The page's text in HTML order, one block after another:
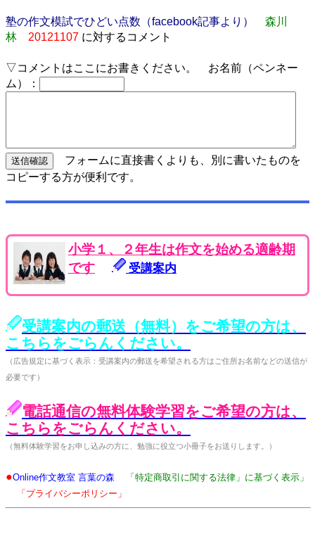
塾の作文模試でひどい点数（facebook記事より）
森川
林
20121107 に対するコメント
▽コメントはここにお書きください。 お名前（ペンネー
ム）：
フォームに直接書くよりも、別に書いたものを
コピーする方が便利です。
小学１、２年生は作文を始める適齢期
です
受講案内
受講案内の郵送（無料）をご希望の方は、
こちらをごらんください。
（広告規定に基づく表示：受講案内の郵送を希望される方はご住所お名前などの送信が
必要です）
電話通信の無料体験学習をご希望の方は、
こちらをごらんください。
（無料体験学習をお申し込みの方に、勉強に役立つ小冊子をお送りします。）
●Online作文教室 言葉の森
「特定商取引に関する法律」に基づく表示」
「プライバシーポリシー」